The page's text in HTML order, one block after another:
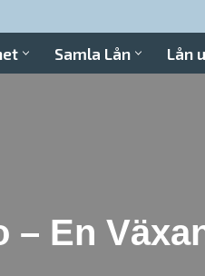
Samla Lån Lån
En